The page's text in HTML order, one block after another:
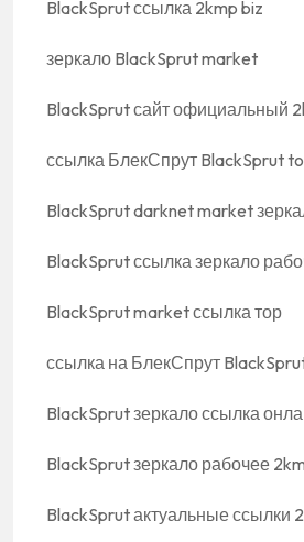
BlackSprut ссылка 2kmp biz
зеркало BlackSprut market
BlackSprut сайт официальный
ссылка БлекСпрут BlackSprut
BlackSprut darknet market
BlackSprut ссылка зеркало
BlackSprut market ссылка тор
ссылка на БлекСпрут
BlackSprut зеркало ссылка
BlackSprut зеркало рабочее
BlackSprut актуальные ссылки